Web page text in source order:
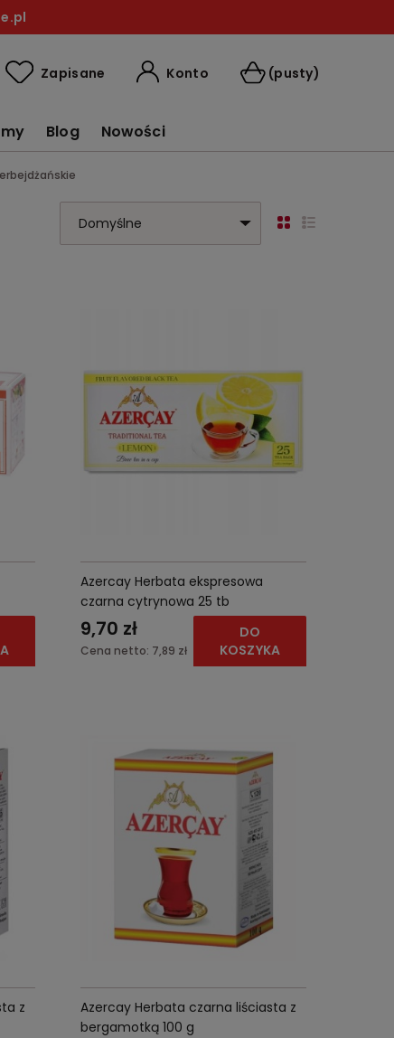
(pusty)
Zapisane Konto
Blog Nowości
Azercay Herbata ekspresowa
czarna cytrynowa 25 tb
9,70 zł
Cena netto: 7,89 zł
DO
KOSZYKA
z
Azercay Herbata czarna liściasta z
bergamotką 100 g